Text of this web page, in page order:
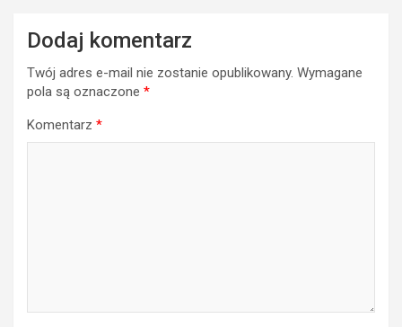
Dodaj komentarz
Twój adres e-mail nie zostanie opublikowany. Wymagane
pola są oznaczone *
Komentarz *